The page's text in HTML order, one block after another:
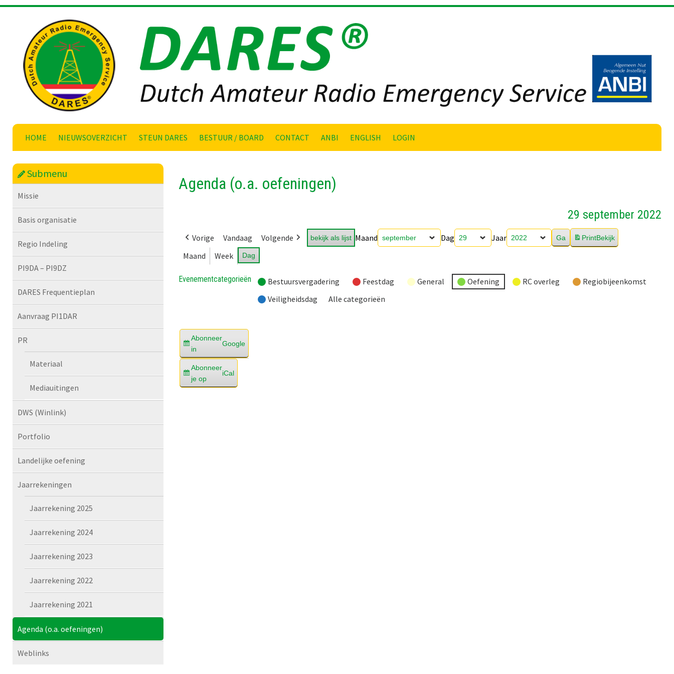
Skip
HOME NIEUWSOVERZICHT STEUN DARES BESTUUR / BOARD CONTACT ANBI ENGLISH LOGIN
Submenu
Missie
Basis organisatie
Regio Indeling
PI9DA – PI9DZ
DARES Frequentieplan
Aanvraag PI1DAR
PR
Materiaal
Mediauitingen
DWS (Winlink)
Portfolio
Landelijke oefening
Jaarrekeningen
Jaarrekening 2025
Jaarrekening 2024
Jaarrekening 2023
Jaarrekening 2022
Jaarrekening 2021
Agenda (o.a. oefeningen)
Weblinks
Agenda (o.a. oefeningen)
29 september 2022
Vorige Vandaag Volgende bekijk als lijst Maand Dag Jaar PrintBekijk
Maand Week Dag
Evenementcategorieën Bestuursvergadering Feestdag General Oefening RC overleg
Regiobijeenkomst
Veiligheidsdag
Alle categorieën
Abonneer
in
Google
Abonneer
je op
iCal